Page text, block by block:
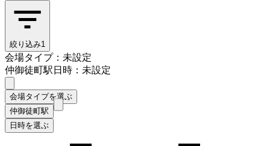
絞り込み1
会場タイプ：未設定
仲御徒町駅日時：未設定
会場タイプを選ぶ
仲御徒町駅
日時を選ぶ